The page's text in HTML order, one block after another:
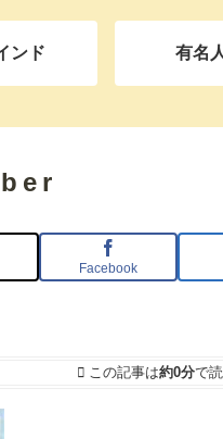
ンド 有名
Facebook
この記事は約0分で読